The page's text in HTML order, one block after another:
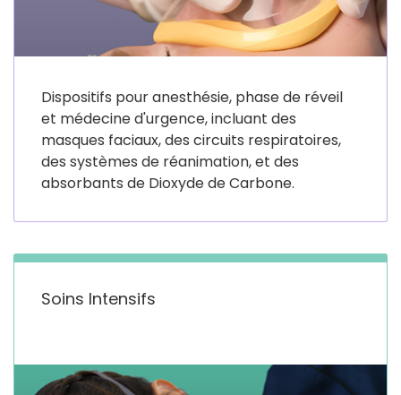
Dispositifs pour anesthésie, phase de réveil
et médecine d'urgence, incluant des
masques faciaux, des circuits respiratoires,
des systèmes de réanimation, et des
absorbants de Dioxyde de Carbone.
Soins Intensifs